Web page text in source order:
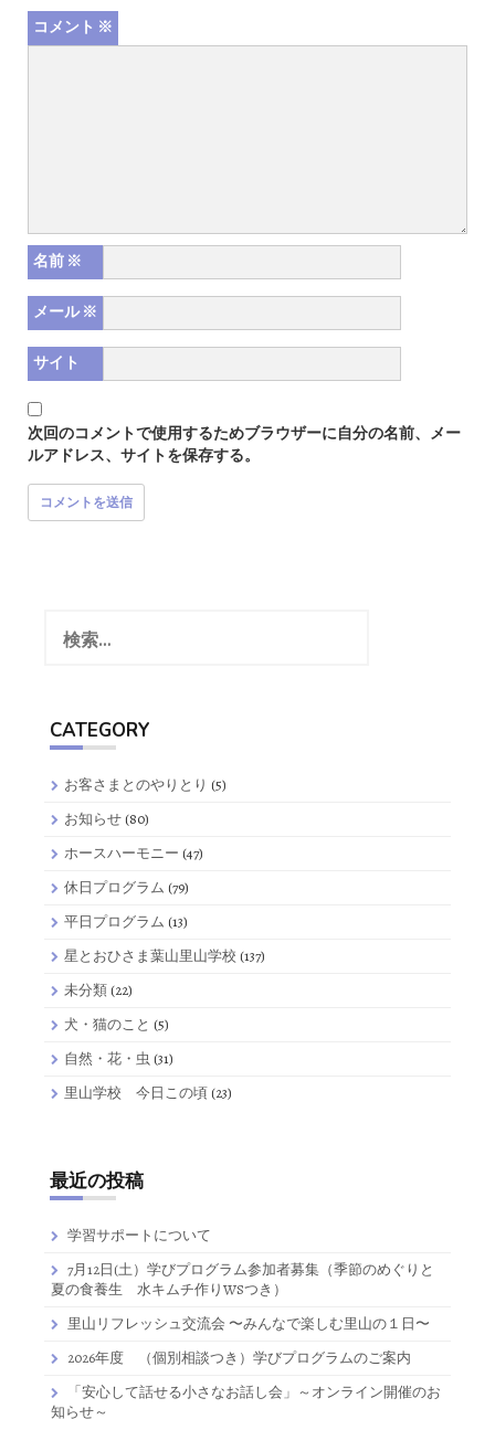
コメント ※
名前 ※
メール※
サイト
次回のコメントで使用するためブラウザーに自分の名前、メー
ルアドレス、サイトを保存する。
CATEGORY
お客さまとのやりとり (5)
お知らせ (80)
ホースハーモニー (47)
休日プログラム (79)
平日プログラム (13)
星とおひさま葉山里山学校 (137)
未分類 (22)
犬・猫のこと (5)
自然・花・虫 (31)
里山学校 今日この頃 (23)
最近の投稿
学習サポートについて
7月12日(土）学びプログラム参加者募集（季節のめぐりと
夏の食養生 水キムチ作りWSつき）
里山リフレッシュ交流会 〜みんなで楽しむ里山の１日〜
2026年度 （個別相談つき）学びプログラムのご案内
「安心して話せる小さなお話し会」～オンライン開催のお
知らせ～